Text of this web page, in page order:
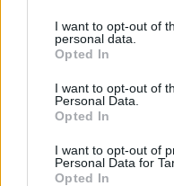
I want to opt-out of
personal data.
Opted In
I want to opt-out of
Personal Data.
Opted In
I want to opt-out of
Personal Data for
Opted In
τόσο έντονη, θα
ποσότητα,
λίπος.
Τρίψτε το
Ανεξαρτήτως
θα επιλέξετε, το